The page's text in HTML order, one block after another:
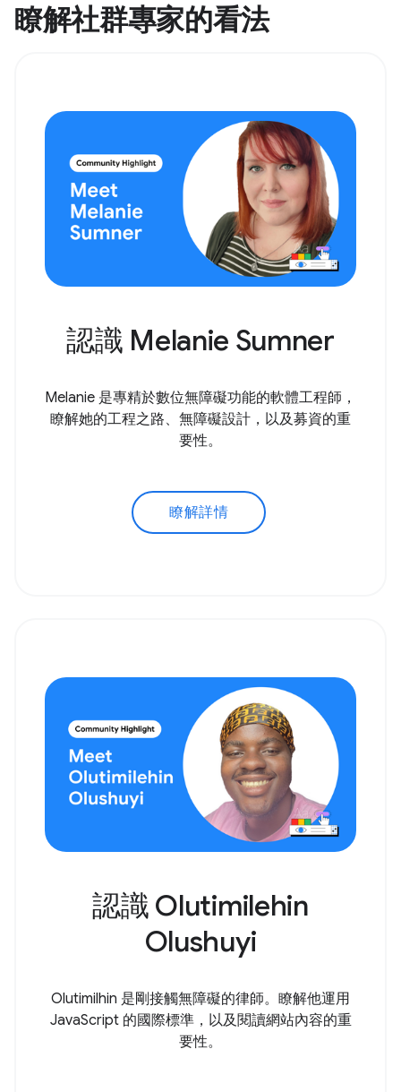
瞭解社群專家的看法
認識 Melanie Sumner
Melanie 是專精於數位無障礙功能的軟體工程師，
瞭解她的工程之路、無障礙設計，以及募資的重
要性。
瞭解詳情
認識 Olutimilehin
Olushuyi
Olutimilhin 是剛接觸無障礙的律師。瞭解他運用
JavaScript 的國際標準，以及閱讀網站內容的重
要性。